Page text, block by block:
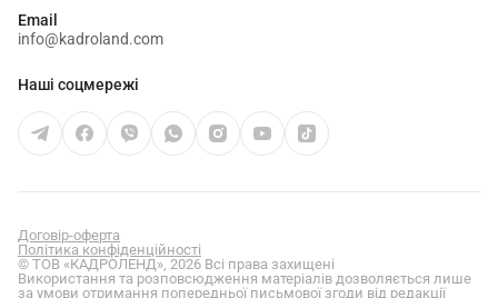
Email
info@kadroland.com
Наші соцмережі
Договір-оферта
Політика конфіденційності
© ТОВ «КАДРОЛЕНД», 2026 Всі права захищені
Використання та розповсюдження матеріалів дозволяється лише
за умови отримання попередньої письмової згоди від редакції